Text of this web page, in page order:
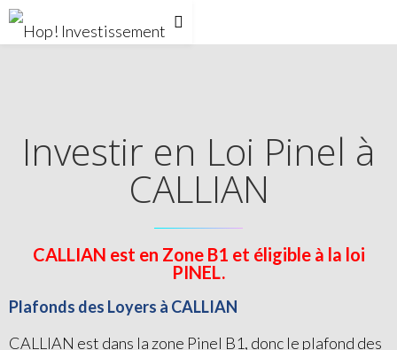
Investir en Loi Pinel à
CALLIAN
CALLIAN est en Zone B1 et éligible à la loi
PINEL.
Plafonds des Loyers à CALLIAN
CALLIAN est dans la zone Pinel B1, donc le plafond des